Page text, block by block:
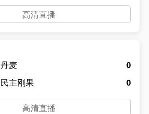
高清直播
丹麦
民主刚果
0
0
高清直播